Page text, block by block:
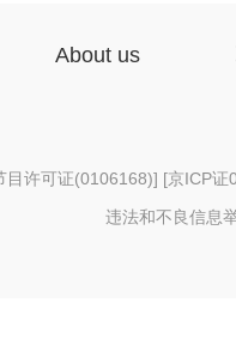
About us
目许可证(0106168)] [京ICP证
违法和不良信息